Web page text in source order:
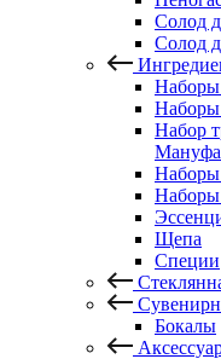
Солод
Солод
Наборы
Наборы
Набор
Наборы
Наборы
Щепа
Специи
Бокалы